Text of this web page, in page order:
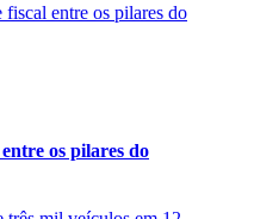
os pilares do